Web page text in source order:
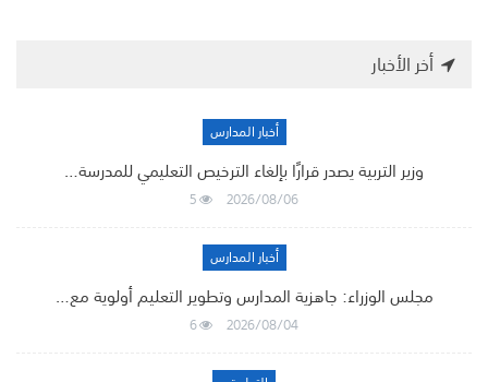
أخر الأخبار
أخبار المدارس
وزير التربية يصدر قرارًا بإلغاء الترخيص التعليمي للمدرسة…
2026/08/06
5
أخبار المدارس
مجلس الوزراء: جاهزية المدارس وتطوير التعليم أولوية مع…
2026/08/04
6